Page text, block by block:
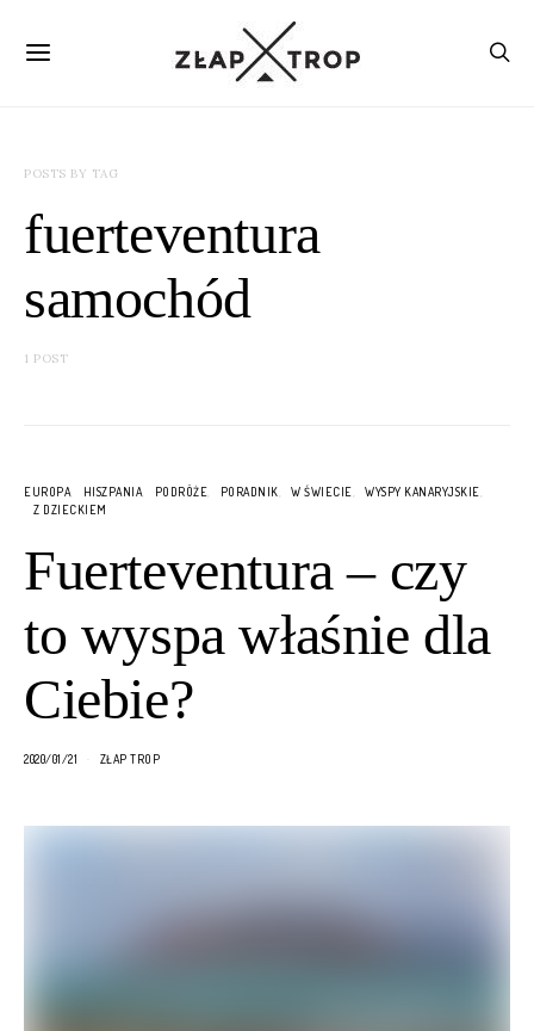
POSTS BY TAG
fuerteventura
samochód
1 POST
EUROPA HISZPANIA PODRÓŻE PORADNIK W ŚWIECIE
WYSPY KANARYJSKIE
Z DZIECKIEM
Fuerteventura – czy
to wyspa właśnie dla
Ciebie?
2020/01/21 ZŁAP TROP